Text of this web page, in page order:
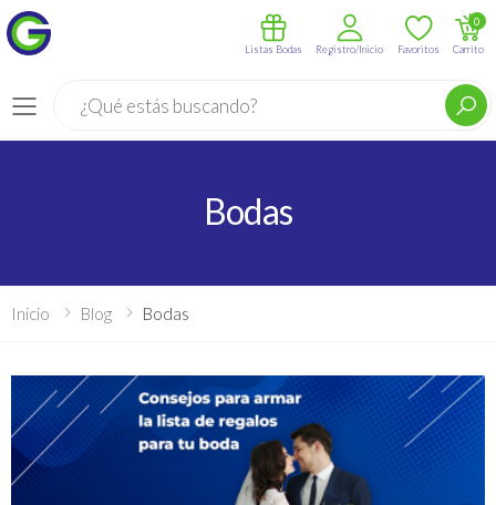
Menú
Listas Bodas Registro/Inicio Favoritos Carrito
0
Bodas
Inicio Blog Bodas